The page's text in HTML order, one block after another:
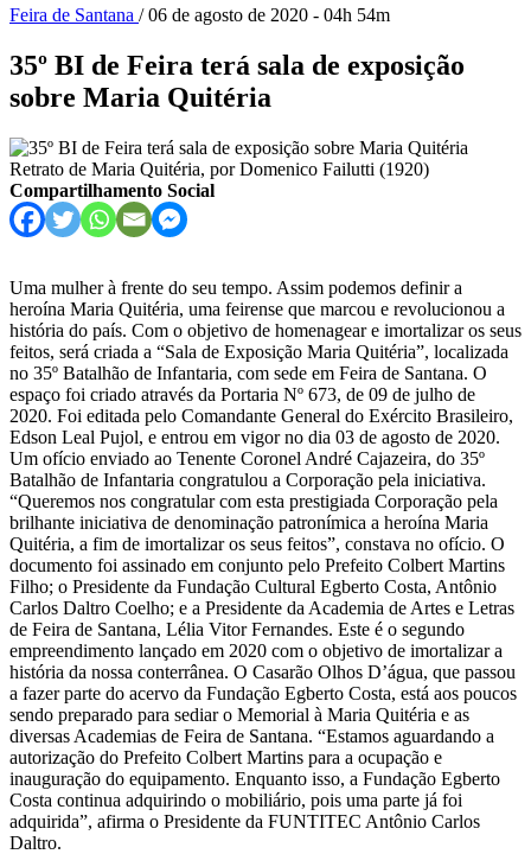
Feira de Santana / 06 de agosto de 2020 - 04h 54m
35º BI de Feira terá sala de exposição
sobre Maria Quitéria
Retrato de Maria Quitéria, por Domenico Failutti (1920)
Compartilhamento Social
Uma mulher à frente do seu tempo. Assim podemos definir a
heroína Maria Quitéria, uma feirense que marcou e revolucionou a
história do país. Com o objetivo de homenagear e imortalizar os seus
feitos, será criada a “Sala de Exposição Maria Quitéria”, localizada
no 35º Batalhão de Infantaria, com sede em Feira de Santana. O
espaço foi criado através da Portaria Nº 673, de 09 de julho de
2020. Foi editada pelo Comandante General do Exército Brasileiro,
Edson Leal Pujol, e entrou em vigor no dia 03 de agosto de 2020.
Um ofício enviado ao Tenente Coronel André Cajazeira, do 35º
Batalhão de Infantaria congratulou a Corporação pela iniciativa.
“Queremos nos congratular com esta prestigiada Corporação pela
brilhante iniciativa de denominação patronímica a heroína Maria
Quitéria, a fim de imortalizar os seus feitos”, constava no ofício. O
documento foi assinado em conjunto pelo Prefeito Colbert Martins
Filho; o Presidente da Fundação Cultural Egberto Costa, Antônio
Carlos Daltro Coelho; e a Presidente da Academia de Artes e Letras
de Feira de Santana, Lélia Vitor Fernandes. Este é o segundo
empreendimento lançado em 2020 com o objetivo de imortalizar a
história da nossa conterrânea. O Casarão Olhos D’água, que passou
a fazer parte do acervo da Fundação Egberto Costa, está aos poucos
sendo preparado para sediar o Memorial à Maria Quitéria e as
diversas Academias de Feira de Santana. “Estamos aguardando a
autorização do Prefeito Colbert Martins para a ocupação e
inauguração do equipamento. Enquanto isso, a Fundação Egberto
Costa continua adquirindo o mobiliário, pois uma parte já foi
adquirida”, afirma o Presidente da FUNTITEC Antônio Carlos
Daltro.